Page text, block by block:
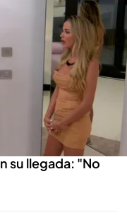
protagonista
su llegada: "No